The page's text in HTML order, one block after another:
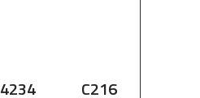
4234
C216